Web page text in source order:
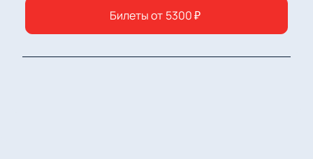
Билеты от 5300₽